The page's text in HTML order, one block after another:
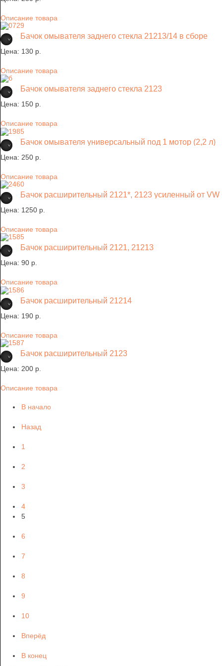
Описание товара
Бачок омывателя заднего стекла 21213/14 в сборе
Цена: 130 p.
Описание товара
Бачок омывателя заднего стекла 2123
Цена: 150 p.
Описание товара
Бачок омывателя универсальный под 1 мотор (2,2 л)
Цена: 250 p.
Описание товара
Бачок расширительный 2121*, 2123 усиленный от VW
Цена: 1250 p.
Описание товара
Бачок расширительный 2121, 21213
Цена: 90 p.
Описание товара
Бачок расширительный 21214
Цена: 190 p.
Описание товара
Бачок расширительный 2123
Цена: 200 p.
Описание товара
В начало
Назад
1
2
3
4
5
6
7
8
9
10
Вперёд
В конец